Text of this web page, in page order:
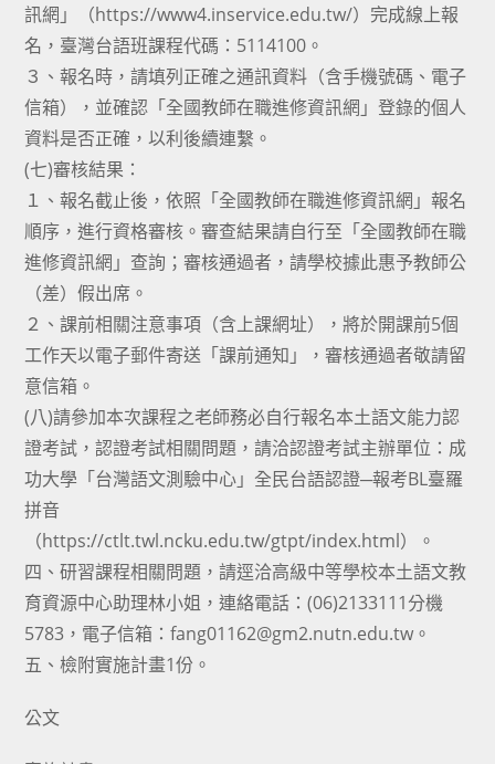
訊網」（https://www4.inservice.edu.tw/）完成線上報
名，臺灣台語班課程代碼：5114100。
３、報名時，請填列正確之通訊資料（含手機號碼、電子
信箱），並確認「全國教師在職進修資訊網」登錄的個人
資料是否正確，以利後續連繫。
(七)審核結果：
１、報名截止後，依照「全國教師在職進修資訊網」報名
順序，進行資格審核。審查結果請自行至「全國教師在職
進修資訊網」查詢；審核通過者，請學校據此惠予教師公
（差）假出席。
２、課前相關注意事項（含上課網址），將於開課前5個
工作天以電子郵件寄送「課前通知」，審核通過者敬請留
意信箱。
(八)請參加本次課程之老師務必自行報名本土語文能力認
證考試，認證考試相關問題，請洽認證考試主辦單位：成
功大學「台灣語文測驗中心」全民台語認證─報考BL臺羅
拼音
（https://ctlt.twl.ncku.edu.tw/gtpt/index.html）。
四、研習課程相關問題，請逕洽高級中等學校本土語文教
育資源中心助理林小姐，連絡電話：(06)2133111分機
5783，電子信箱：fang01162@gm2.nutn.edu.tw。
五、檢附實施計畫1份。
公文